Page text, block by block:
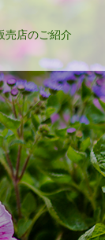
売店のご紹介